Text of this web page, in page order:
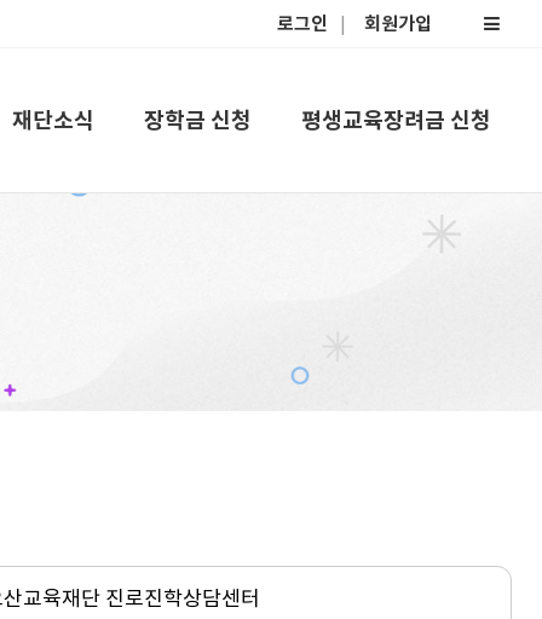
로그인 회원가입
재단소식 장학금 신청 평생교육장려금 신청
교육재단 진로진학상담센터